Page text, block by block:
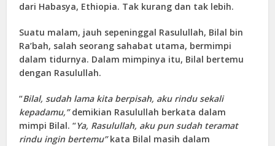
dari Habasya, Ethiopia. Tak kurang dan tak lebih.
Suatu malam, jauh sepeninggal Rasulullah, Bilal bin
Ra’bah, salah seorang sahabat utama, bermimpi
dalam tidurnya. Dalam mimpinya itu, Bilal bertemu
dengan Rasulullah.
“Bilal, sudah lama kita berpisah, aku rindu sekali
kepadamu,”demikian Rasulullah berkata dalam
mimpi Bilal. “Ya, Rasulullah, aku pun sudah teramat
rindu ingin bertemu”kata Bilal masih dalam